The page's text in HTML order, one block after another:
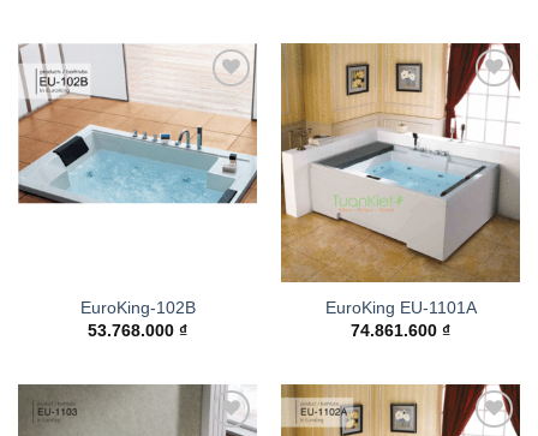
Add to
wishlist
EuroKing-102B
53.768.000 ₫
wishlist
EuroKing EU-1101A
74.861.600 ₫